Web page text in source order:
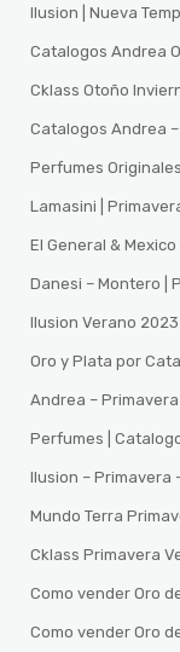
Ilusion | Nueva
Catalogos Andrea
Cklass Otoño
Catalogos Andrea
Perfumes
Lamasini |
El General &
Danesi – Montero |
Ilusion Verano 2023
Oro y Plata por
Andrea –
Perfumes |
Ilusion – Primavera
Mundo Terra
Cklass Primavera
Como vender Oro
Como vender Oro